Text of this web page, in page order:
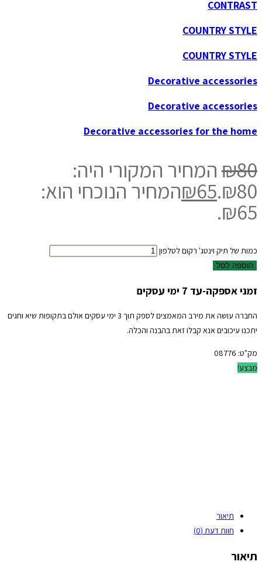
CONTRAST
COUNTRY STYLE
COUNTRY STYLE
Decorative accessories
Decorative accessories
Decorative accessories for the home
₪80 המחיר המקורי היה:
₪80.
₪65 המחיר הנוכחי הוא:
₪65.
כמות של תיק וינטג' רקום לטלפון
הוספה לסל
זמני אספקה-עד 7 ימי עסקים
החברה עושה את מירב המאמצים לספק תוך 3 ימי עסקים אולם בתקופות שיא וחגים
יתכנו עיכובים אנא קבלו זאת בהבנה והכלה.
מק"ט: 08776
מבצע!
תיאור
חוות דעת (0)
תיאור